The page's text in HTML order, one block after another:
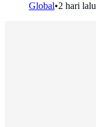
Global•2 hari lalu